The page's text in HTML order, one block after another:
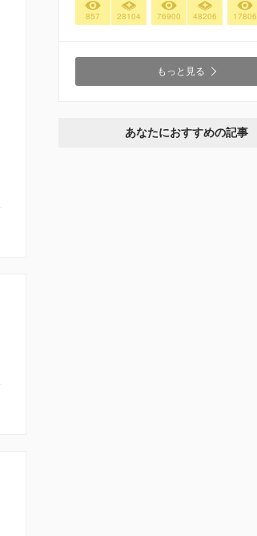
857 28104 76900 48206 17806
もっと見る
あなたにおすすめの記事